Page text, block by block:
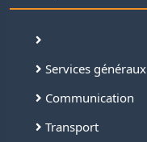
Services généraux
Communication
Transport